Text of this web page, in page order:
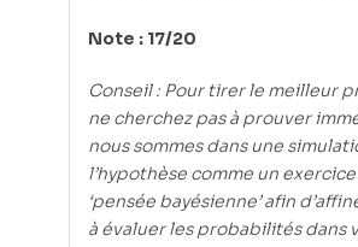
Note : 17/20
Conseil : Pour tirer le meilleur
ne cherchez pas à prouver
nous sommes dans une
l’hypothèse comme un
‘pensée bayésienne’ afin
à évaluer les probabilités dans